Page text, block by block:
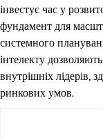
інвестує час у
фундамент для
системного
інтелекту
внутрішніх лідерів,
ринкових умов.